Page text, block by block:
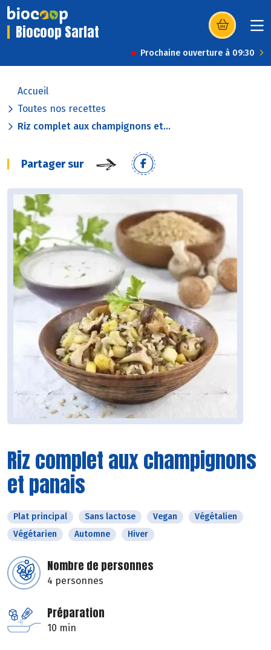
Biocoop Sarlat (s’ouvre dans
Prochaine ouverture à 09:30
Accueil
Toutes nos recettes
Riz complet aux champignons et...
Partager sur
Riz complet aux champignons
et panais
Plat principal Sans lactose Vegan
Végétalien
Végétarien
Automne Hiver
Nombre de personnes
4 personnes
Préparation
10 min